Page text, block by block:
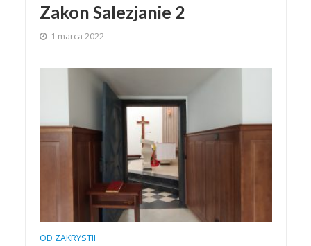
Zakon Salezjanie 2
1 marca 2022
OD ZAKRYSTII